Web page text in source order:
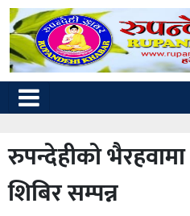
रुपन्देहीको
शिबिर सम्पन्न